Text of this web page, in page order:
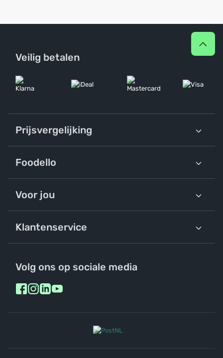
Veilig betalen
Prijsvergelijking
Foodello
Voor jou
Klantenservice
Volg ons op sociale media